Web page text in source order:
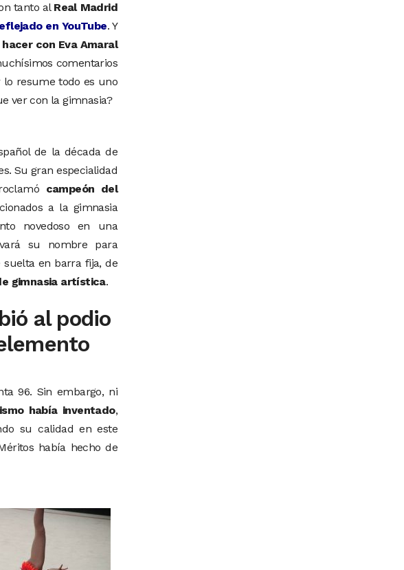
tanto al Real Madrid
en YouTube. Y
con Eva Amaral
comentarios
lo resume todo es uno
ver con la gimnasia?
de la década de
Su gran especialidad
campeón del
a la gimnasia
novedoso en una
su nombre para
suelta en barra fija, de
gimnasia artística.
al podio
96. Sin embargo, ni
había inventado,
su calidad en este
había hecho de